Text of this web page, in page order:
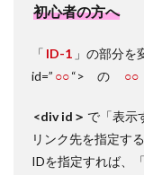
初心者の方へ
「 ID-1 」の部分を
id=” ○○“> の ○○
<div id＞ で「表示
リンク先を指定す
IDを指定すれば、